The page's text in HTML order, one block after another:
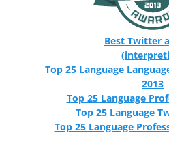
Best Twitter
Top 25 Language
2013
Top 25 Language
Top 25 Language
Top 25 Language